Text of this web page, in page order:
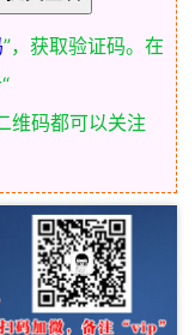
”，获取验证码。在
维码都可以关注